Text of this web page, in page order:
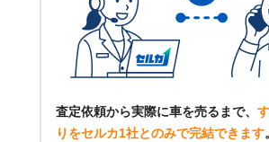
査定依頼から実際に車を売るまで、
りをセルカ1社とのみで完結できます。